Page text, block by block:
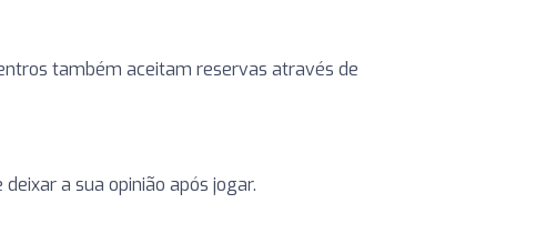
também aceitam reservas através de
a sua opinião após jogar.